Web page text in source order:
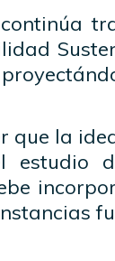
que la
estudio